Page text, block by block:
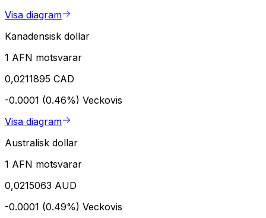
Visa diagram
Kanadensisk dollar
1 AFN motsvarar
0,0211895 CAD
-0.0001 (0.46%) Veckovis
Visa diagram
Australisk dollar
1 AFN motsvarar
0,0215063 AUD
-0.0001 (0.49%) Veckovis